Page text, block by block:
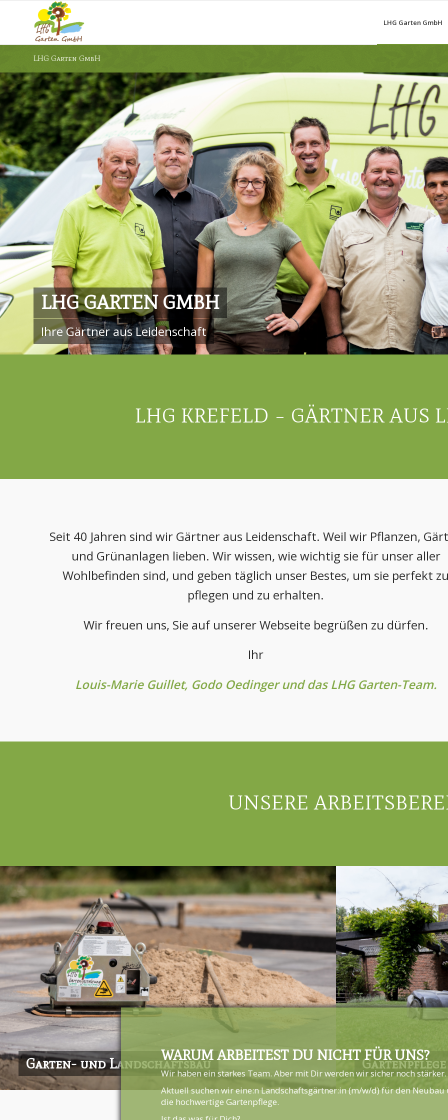
LHG Garten GmbH
LHG Garten GmbH
LHG GARTEN GMBH
Ihre Gärtner aus Leidenschaft
LHG KREFELD – GÄRTNER AUS
Seit 40 Jahren sind wir Gärtner aus Leidenschaft. Weil wir Pflanzen,
und Grünanlagen lieben. Wir wissen, wie wichtig sie für unser aller
Wohlbefinden sind, und geben täglich unser Bestes, um sie perfekt
pflegen und zu erhalten.
Wir freuen uns, Sie auf unserer Webseite begrüßen zu dürfen.
Ihr
Louis-Marie Guillet, Godo Oedinger und das LHG Garten-Team.
UNSERE
Garten- und Landschaftsbau Gartenpflege
WARUM ARBEITEST DU NICHT FÜR UNS?
Wir haben ein starkes Team. Aber mit Dir werden wir sicher noch stärker.
Aktuell suchen wir eine:n Landschaftsgärtner:in (m/w/d) für den
die hochwertige Gartenpflege.